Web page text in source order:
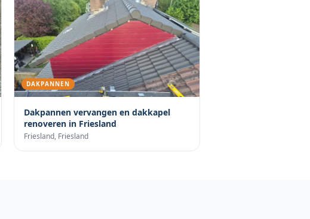
DAKPANNEN
Dakpannen vervangen en dakkapel
renoveren in Friesland
Friesland, Friesland